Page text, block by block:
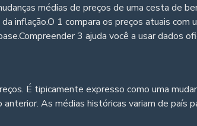
médias de preços de uma cesta de
inflação.O 1 compara os preços atuais
3 ajuda você a usar dados
É tipicamente expresso como uma
As médias históricas variam de país